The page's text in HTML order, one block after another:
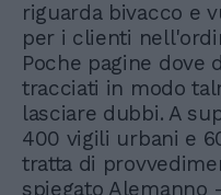
riguarda bivacco e
per i clienti
Poche pagine dove
tracciati in modo
lasciare dubbi. A
400 vigili urbani e
tratta di
spiegato Alemanno